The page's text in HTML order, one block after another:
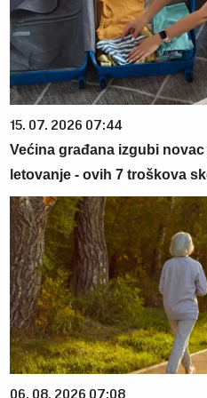
15. 07. 2026 07:44
Većina građana izgubi
letovanje - ovih 7 troškova
06. 08. 2026 07:08